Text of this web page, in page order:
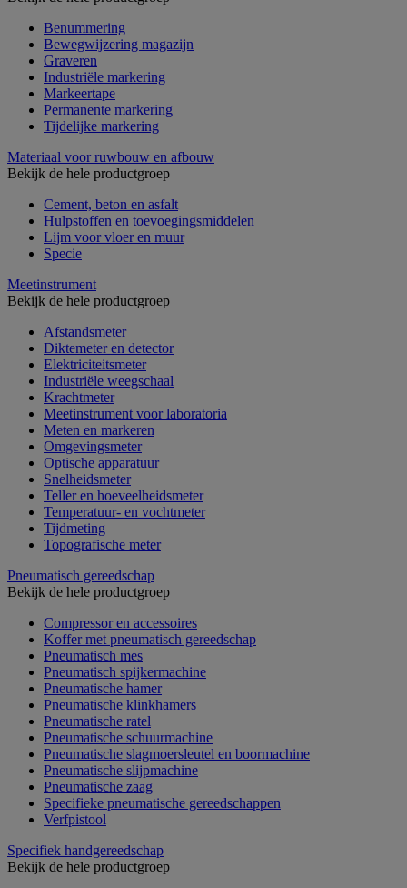
Benummering
Bewegwijzering magazijn
Graveren
Industriële markering
Markeertape
Permanente markering
Tijdelijke markering
Materiaal voor ruwbouw en afbouw
Bekijk de hele productgroep
Cement, beton en asfalt
Hulpstoffen en toevoegingsmiddelen
Lijm voor vloer en muur
Specie
Meetinstrument
Bekijk de hele productgroep
Afstandsmeter
Diktemeter en detector
Elektriciteitsmeter
Industriële weegschaal
Krachtmeter
Meetinstrument voor laboratoria
Meten en markeren
Omgevingsmeter
Optische apparatuur
Snelheidsmeter
Teller en hoeveelheidsmeter
Temperatuur- en vochtmeter
Tijdmeting
Topografische meter
Pneumatisch gereedschap
Bekijk de hele productgroep
Compressor en accessoires
Koffer met pneumatisch gereedschap
Pneumatisch mes
Pneumatisch spijkermachine
Pneumatische hamer
Pneumatische klinkhamers
Pneumatische ratel
Pneumatische schuurmachine
Pneumatische slagmoersleutel en boormachine
Pneumatische slijpmachine
Pneumatische zaag
Specifieke pneumatische gereedschappen
Verfpistool
Specifiek handgereedschap
Bekijk de hele productgroep